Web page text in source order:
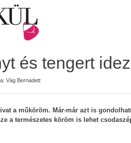
és tengert
Vág Bernadett
a műköröm. Már-már azt is
a természetes köröm is lehet